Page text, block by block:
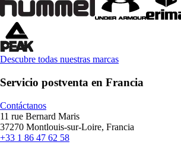
Descubre todas nuestras marcas
Servicio postventa en Francia
Contáctanos
11 rue Bernard Maris
37270 Montlouis-sur-Loire, Francia
+33 1 86 47 62 58